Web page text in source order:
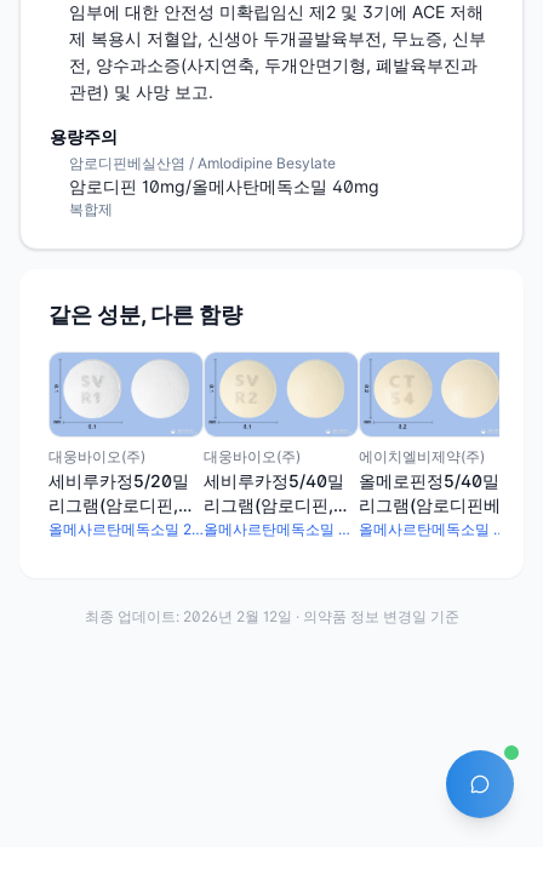
임부에 대한 안전성 미확립임신 제2 및 3기에 ACE 저해
제 복용시 저혈압, 신생아 두개골발육부전, 무뇨증, 신부
전, 양수과소증(사지연축, 두개안면기형, 폐발육부진과
관련) 및 사망 보고.
용량주의
암로디핀베실산염 / Amlodipine Besylate
암로디핀 10mg/올메사탄메독소밀 40mg
복합제
같은 성분, 다른 함량
대웅바이오(주)
세비루카정5/20밀
리그램(암로디핀,올
메사르탄)
올메사르탄메독소밀 20mg · 암로디핀베실산염 6.944mg
대웅바이오(주)
세비루카정5/40밀
리그램(암로디핀,올
메사르탄)
올메사르탄메독소밀 40mg · 암로디핀베실산염 6.944mg
에이치엘비제약(주)
올메로핀정5/40밀
리그램(암로디핀베
실산염, 올메사르탄올메사르탄메독소밀 40mg · 암로디핀베실산염 6.944mg
AI 에이
최종 업데이트: 2026년 2월 12일 · 의약품 정보 변경일 기준